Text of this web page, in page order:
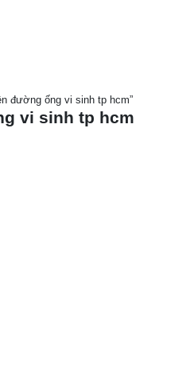
đường ống vi sinh tp hcm”
vi sinh tp hcm